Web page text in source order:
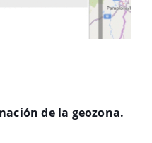
de la geozona.